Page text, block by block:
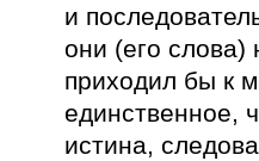
и
они (его слова)
приходил бы к
единственное,
истина,